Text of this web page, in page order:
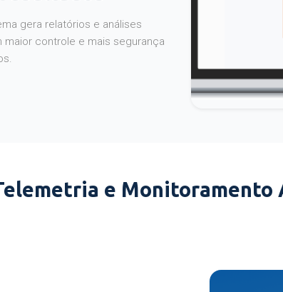
gera relatórios e análises
controle e mais segurança
e Monitoramento